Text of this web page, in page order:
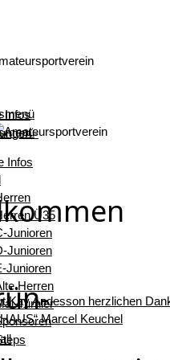
Infos
Ü35
Junioren
Junioren
Junioren
Herren
Turnier
Kay Andesson herzlichen
Marcel Keuchel